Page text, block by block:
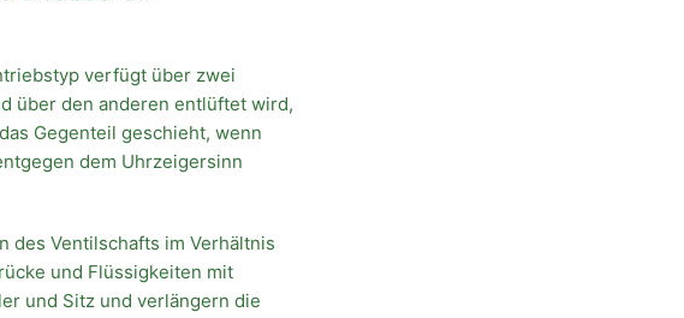
verfügt über zwei
über den anderen entlüftet wird,
Gegenteil geschieht, wenn
dem Uhrzeigersinn
des Ventilschafts im Verhältnis
und Flüssigkeiten mit
und Sitz und verlängern die